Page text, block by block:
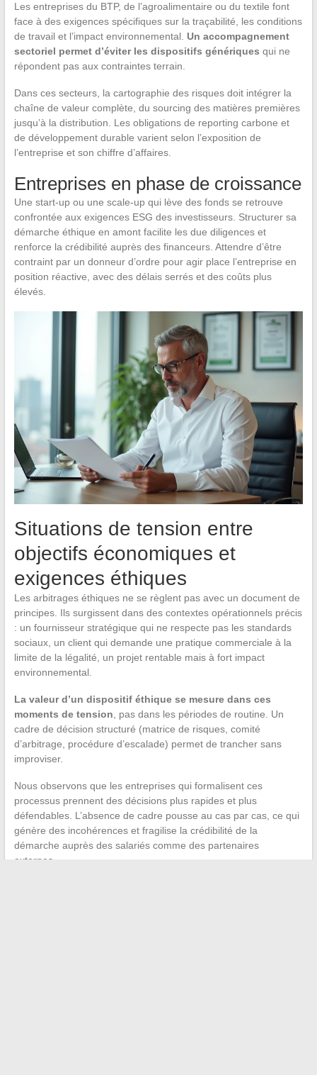
Les entreprises du BTP, de l’agroalimentaire ou du textile font
face à des exigences spécifiques sur la traçabilité, les conditions
de travail et l’impact environnemental. Un accompagnement
sectoriel permet d’éviter les dispositifs génériques qui ne
répondent pas aux contraintes terrain.
Dans ces secteurs, la cartographie des risques doit intégrer la
chaîne de valeur complète, du sourcing des matières premières
jusqu’à la distribution. Les obligations de reporting carbone et
de développement durable varient selon l’exposition de
l’entreprise et son chiffre d’affaires.
Entreprises en phase de croissance
Une start-up ou une scale-up qui lève des fonds se retrouve
confrontée aux exigences ESG des investisseurs. Structurer sa
démarche éthique en amont facilite les due diligences et
renforce la crédibilité auprès des financeurs. Attendre d’être
contraint par un donneur d’ordre pour agir place l’entreprise en
position réactive, avec des délais serrés et des coûts plus
élevés.
Situations de tension entre
objectifs économiques et
exigences éthiques
Les arbitrages éthiques ne se règlent pas avec un document de
principes. Ils surgissent dans des contextes opérationnels précis
: un fournisseur stratégique qui ne respecte pas les standards
sociaux, un client qui demande une pratique commerciale à la
limite de la légalité, un projet rentable mais à fort impact
environnemental.
La valeur d’un dispositif éthique se mesure dans ces
moments de tension, pas dans les périodes de routine. Un
cadre de décision structuré (matrice de risques, comité
d’arbitrage, procédure d’escalade) permet de trancher sans
improviser.
Nous observons que les entreprises qui formalisent ces
processus prennent des décisions plus rapides et plus
défendables. L’absence de cadre pousse au cas par cas, ce qui
génère des incohérences et fragilise la crédibilité de la
démarche auprès des salariés comme des partenaires
externes.